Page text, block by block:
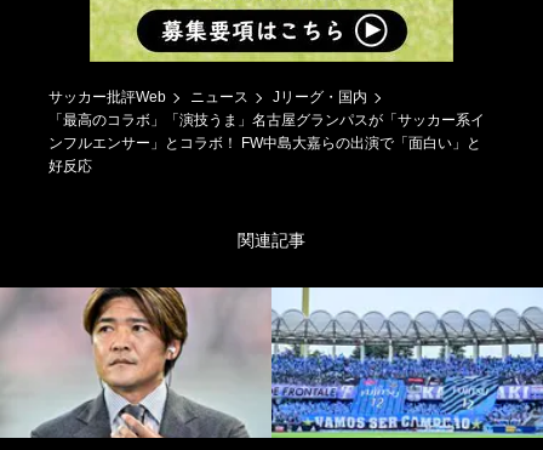
サッカー批評Web ニュース
Jリーグ・国内
「最高のコラボ」「演技うま」名古屋グランパスが「サッカー系イ
ンフルエンサー」とコラボ！ FW中島大嘉らの出演で「面白い」と
好反応
関連記事